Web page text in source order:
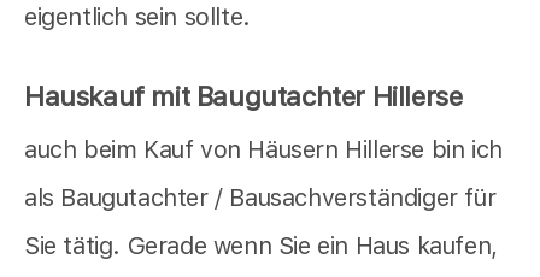
eigentlich sein sollte.
Hauskauf mit Baugutachter Hillerse
auch beim Kauf von Häusern Hillerse bin ich
als Baugutachter / Bausachverständiger für
Sie tätig. Gerade wenn Sie ein Haus kaufen,